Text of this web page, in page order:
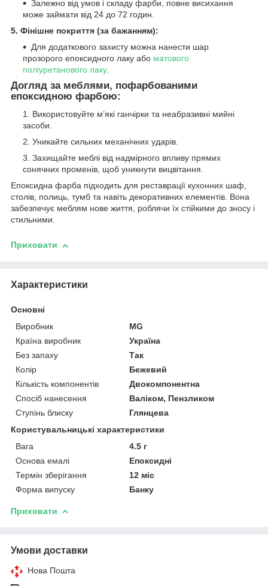
Залежно від умов і складу фарби, повне висихання
може займати від 24 до 72 годин.
5. Фінішне покриття (за бажанням):
Для додаткового захисту можна нанести шар
прозорого епоксидного лаку або матового
поліуретанового лаку.
Догляд за меблями, пофарбованими
епоксидною фарбою:
Використовуйте м’які ганчірки та неабразивні мийні
засоби.
Уникайте сильних механічних ударів.
Захищайте меблі від надмірного впливу прямих
сонячних променів, щоб уникнути вицвітання.
Епоксидна фарба підходить для реставрації кухонних шаф,
столів, полиць, тумб та навіть декоративних елементів. Вона
забезпечує меблям нове життя, роблячи їх стійкими до зносу і
стильними.
Приховати
Характеристики
Основні
Виробник
MG
Країна виробник
Україна
Без запаху
Так
Колір
Бежевий
Кількість компонентів
Двокомпонентна
Спосіб нанесення
Валіком, Пензликом
Ступінь блиску
Глянцева
Користувальницькі характеристики
Вага
4.5 г
Основа емалі
Епоксидні
Термін зберігання
12 міс
Форма випуску
Банку
Приховати
Умови доставки
Нова Пошта